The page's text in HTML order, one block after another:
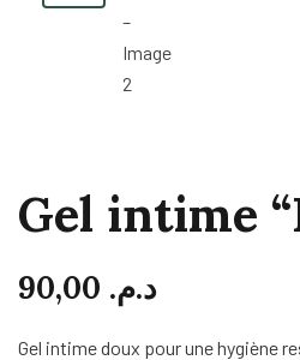
Gel intime
د.م.
Gel intime doux pour une hygiène